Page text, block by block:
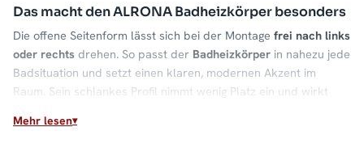
Das macht den ALRONA Badheizkörper besonders
Die offene Seitenform lässt sich bei der Montage frei nach links
oder rechts drehen. So passt der Badheizkörper in nahezu jede
Badsituation und setzt einen klaren, modernen Akzent im
Raum. Sein schlankes Profil nimmt wenig Platz ein und wirkt
Mehr lesen